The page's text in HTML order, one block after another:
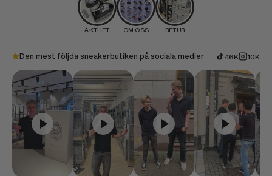
ÄKTHET OM OSS RETUR
Den mest följda sneakerbutiken på sociala medier 46K 10K